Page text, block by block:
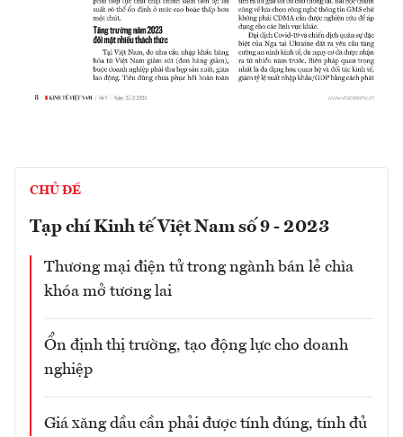
CHỦ ĐỀ
Tạp chí Kinh tế Việt Nam số 9 - 2023
Thương mại điện tử trong ngành bán lẻ chìa
khóa mở tương lai
Ổn định thị trường, tạo động lực cho doanh
nghiệp
Giá xăng dầu cần phải được tính đúng, tính đủ